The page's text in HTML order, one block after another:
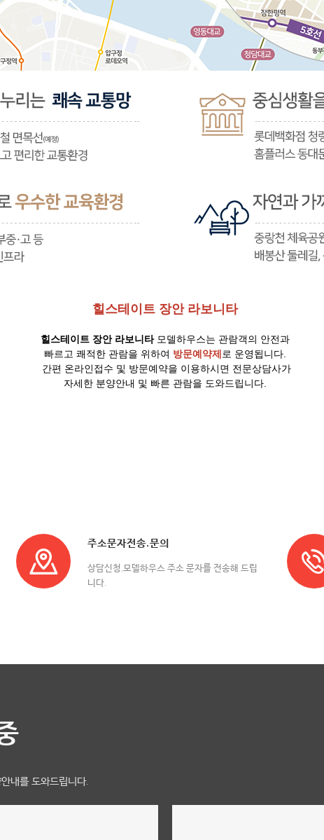
힐스테이트 장안 라보니타
힐스테이트 장안 라보니타 모델하우스는 관람객의 안전과
빠르고 쾌적한 관람을 위하여 방문예약제 로 운영됩니다.
간편 온라인접수 및 방문예약을 이용하시면 전문상담사가
자세한 분양안내 및 빠른 관람을 도와드립니다.
주소문자전송.문의
상담신청,모델하우스 주소 문자를 전송해 드립
니다.
내를 도와드립니다.